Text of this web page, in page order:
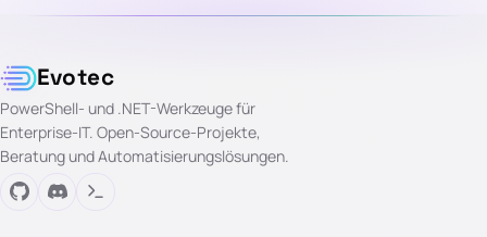
Evotec
PowerShell- und .NET-Werkzeuge für
Enterprise-IT. Open-Source-Projekte,
Beratung und Automatisierungslösungen.